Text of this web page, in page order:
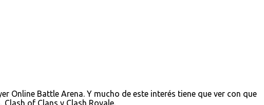
Online Battle Arena. Y mucho de este interés tiene que ver con que
of Clans y Clash Royale.